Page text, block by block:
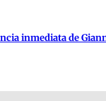
inmediata de